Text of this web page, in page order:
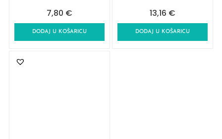
7,80 €
DODAJ U KOŠARICU
13,16 €
DODAJ U KOŠARICU